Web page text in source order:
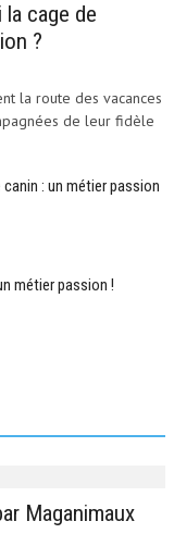
cage de
?
la route des vacances
de leur fidèle
: un métier passion
métier passion !
Maganimaux